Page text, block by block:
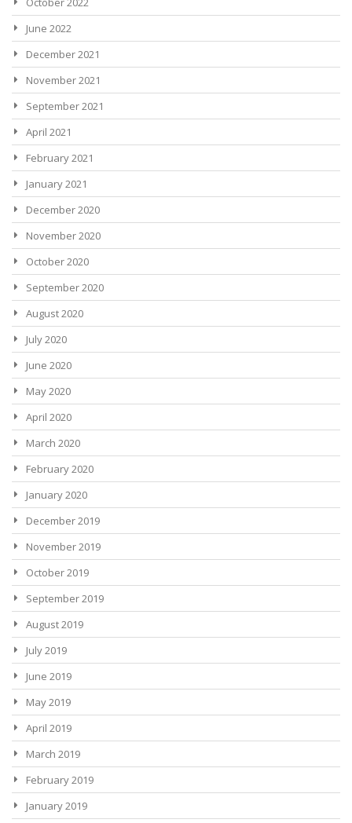
June 2022
December 2021
November 2021
September 2021
April 2021
February 2021
January 2021
December 2020
November 2020
October 2020
September 2020
August 2020
July 2020
June 2020
May 2020
April 2020
March 2020
February 2020
January 2020
December 2019
November 2019
October 2019
September 2019
August 2019
July 2019
June 2019
May 2019
April 2019
March 2019
February 2019
January 2019